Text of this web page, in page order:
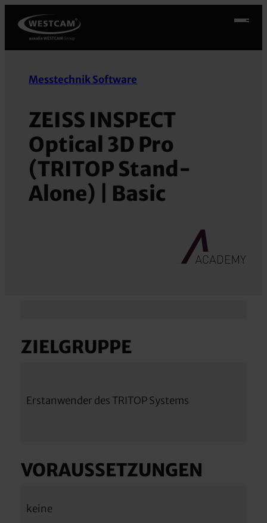
Inhalt
springen
Messtechnik Software
ZEISS INSPECT
Optical 3D Pro
(TRITOP Stand-
Alone) | Basic
ZIELGRUPPE
Erstanwender des TRITOP Systems
VORAUSSETZUNGEN
keine